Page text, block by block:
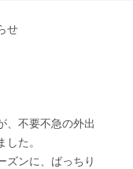
せ
、不要不急の外出
た。
ズンに、ばっちり